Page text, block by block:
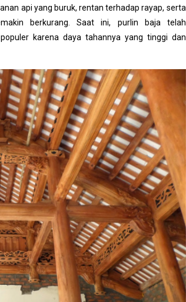
api yang buruk, rentan terhadap rayap, serta
berkurang.Saat ini, purlin baja telah
karena daya tahannya yang tinggi dan